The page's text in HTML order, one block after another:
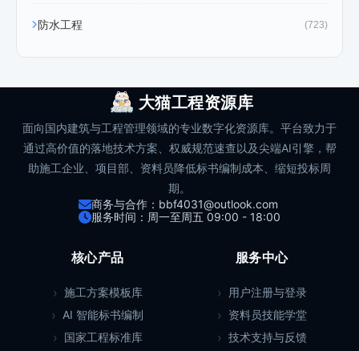
防水工程 (723)
大猫工程资源库
面向国内建筑与工程管理领域的专业数字化资源库。平台致力于
通过高价值的落地技术方案、权威规范速查以及尖端AI引擎，帮
助施工企业、项目部、资料员降低标书编制成本、缩短投标周
期。
商务与合作：bbf4031@outlook.com
服务时间：周一至周五 09:00 - 18:00
核心产品
施工方案模板库
AI 智能标书编制
国家工程标准库
服务中心
用户注册与登录
资料员技能学堂
技术支持与反馈